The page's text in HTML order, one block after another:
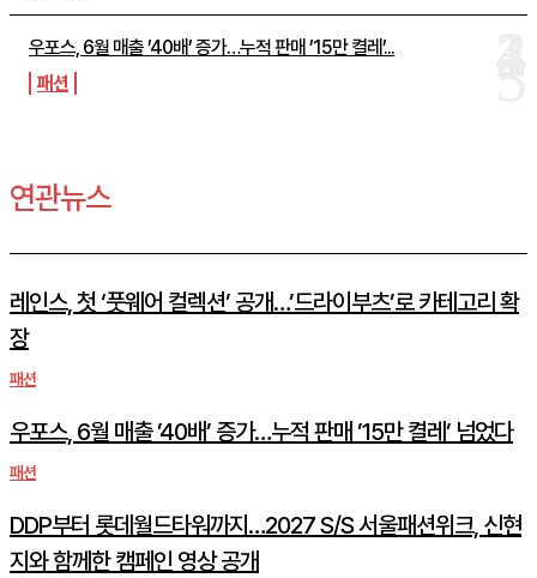
우포스, 6월 매출 ’40배’ 증가…누적 판매 ’15만 켤레’...
패션
연관뉴스
레인스, 첫 ‘풋웨어 컬렉션’ 공개…’드라이부츠’로 카테고리 확
장
패션
우포스, 6월 매출 ’40배’ 증가…누적 판매 ’15만 켤레’ 넘었다
패션
DDP부터 롯데월드타워까지…2027 S/S 서울패션위크, 신현
지와 함께한 캠페인 영상 공개